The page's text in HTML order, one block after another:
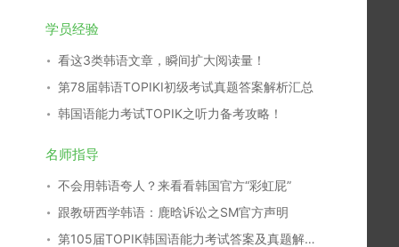
学员经验
看这3类韩语文章，瞬间扩大阅读量！
第78届韩语TOPIKⅠ初级考试真题答案解析汇总
韩国语能力考试TOPIK之听力备考攻略！
名师指导
不会用韩语夸人？来看看韩国官方“彩虹屁”
跟教研西学韩语：鹿晗诉讼之SM官方声明
第105届TOPIK韩国语能力考试答案及真题解析汇总